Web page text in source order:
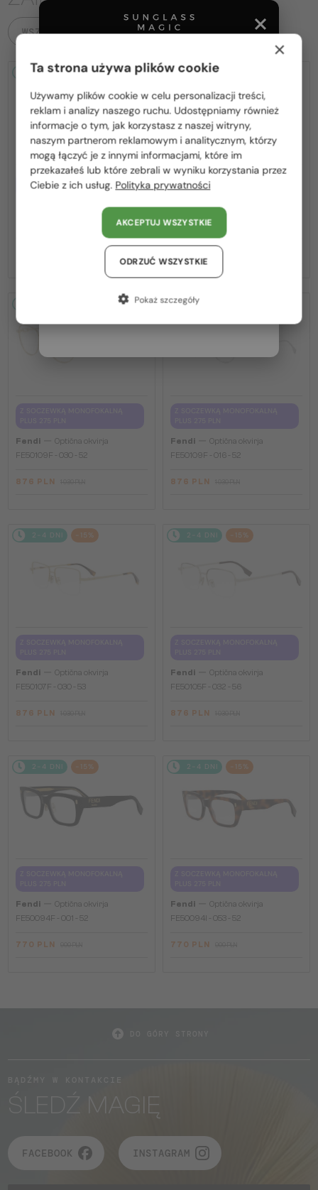
WSZYSTKIE PRODUKTY
2-4 DNI -15%
Z SOCZEWKĄ MONOFOKALNĄ
PLUS 275 PLN
Optična okvirja
2-4 DNI
Z SOCZEWKĄ MONOFOKALNĄ
PLUS 275 PLN
Fendi—Optična okvirja
FE50110F - 030 - 54
1 030 PLN
Fendi
Optična okvirja
FE50109F - 030 - 52
876 PLN
2-4 DNI
Fendi
Optična okvirja
FE50109F - 016 - 52
876 PLN
2-4 DNI -15%
Fendi
Optična okvirja
FE50107F - 030 - 53
876 PLN
2-4 DNI -15%
Fendi
Optična okvirja
FE50105F - 032 - 56
876 PLN
2-4 DNI -15%
Fendi
Optična okvirja
FE50094F - 001 - 52
770 PLN
2-4 DNI -15%
Fendi
Optična okvirja
FE50094I - 053 - 52
770 PLN
ŚLEDŹ MAGIĘ
FACEBOOK INSTAGRAM
Proszę wybierz z listy odpowiedni dla Ciebie kraj:
Polska / PL
România / RO
Magyarország / HU
United Arab Emirates / EN
Austria / AT
Niemcy / DE
Włochy / IT
×
Ta strona używa plików cookie
Używamy plików cookie w celu personalizacji treści,
reklam i analizy naszego ruchu. Udostępniamy również
informacje o tym, jak korzystasz z naszej witryny,
naszym partnerom reklamowym i analitycznym, którzy
mogą łączyć je z innymi informacjami, które im
przekazałeś lub które zebrali w wyniku korzystania przez
Ciebie z ich usług. Polityka prywatności
AKCEPTUJ WSZYSTKIE
ODRZUĆ WSZYSTKIE
Pokaż szczegóły